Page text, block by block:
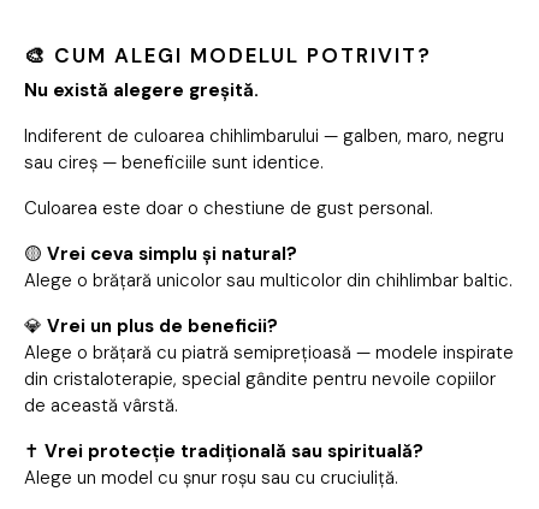
🎨 CUM ALEGI MODELUL POTRIVIT?
Nu există alegere greșită.
Indiferent de culoarea chihlimbarului — galben, maro, negru
sau cireș — beneficiile sunt identice.
Culoarea este doar o chestiune de gust personal.
🟡 Vrei ceva simplu și natural?
Alege o brățară unicolor sau multicolor din chihlimbar baltic.
💎 Vrei un plus de beneficii?
Alege o brățară cu piatră semiprețioasă — modele inspirate
din cristaloterapie, special gândite pentru nevoile copiilor
de această vârstă.
✝️ Vrei protecție tradițională sau spirituală?
Alege un model cu șnur roșu sau cu cruciuliță.